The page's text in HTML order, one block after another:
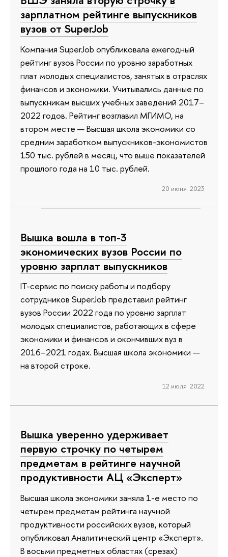
зарплатном рейтинге выпускников
вузов от SuperJob
Компания SuperJob опубликовала ежегодный
рейтинг вузов России по уровню заработных
плат молодых специалистов, занятых в отраслях
финансов и экономики. Учитывались данные по
выпускникам высших учебных заведений 2017–
2022 годов. Рейтинг возглавил МГИМО, на
втором месте — Высшая школа экономики со
средним заработком выпускников-экономистов
150 тыс. рублей в месяц, что выше показателей
прошлого года на 10 тыс. рублей.
20 июня 2023
Вышка вошла в топ-3
экономических вузов России по
уровню зарплат выпускников
IT-сервис по поиску работы и подбору
сотрудников SuperJob представил рейтинг
вузов России 2022 года по уровню зарплат
молодых специалистов, работающих в сфере
экономики и финансов и окончивших вуз в
2016–2021 годах. Высшая школа экономики —
на второй строке.
12 июля 2022
Вышка уверенно удерживает
первую строчку по четырем
предметам в рейтинге научной
продуктивности АЦ «Эксперт»
Высшая школа экономики заняла 1-е место по
четырем предметам рейтинга научной
продуктивности российских вузов, который
опубликовал Аналитический центр «Эксперт».
В восьми предметных областях (срезах)